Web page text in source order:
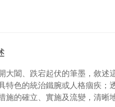
大闔、跌宕起伏的筆墨，敘述
特色的統治鐵腕或人格痼疾；
施的確立、實施及流變，清晰